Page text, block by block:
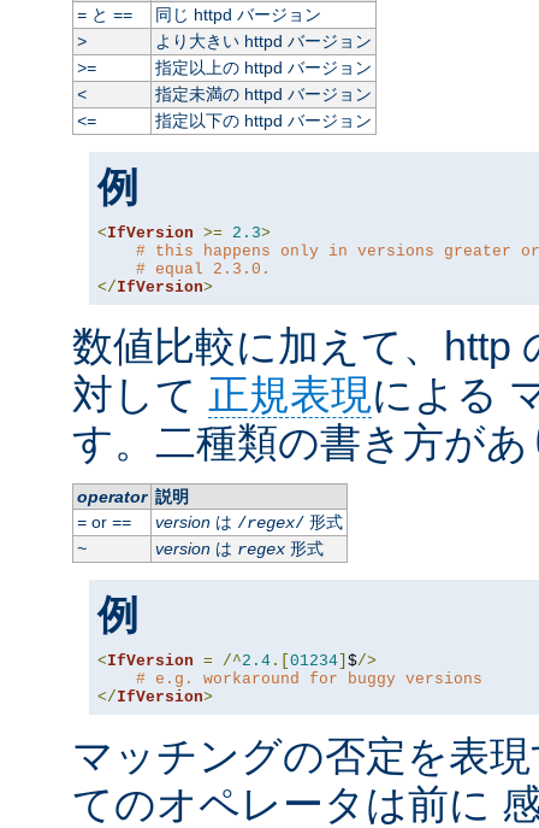
=と ==
同じ httpd バージョン
>
より大きい httpd バージョン
>=
指定以上の httpd バージョン
<
指定未満の httpd バージョン
<=
指定以下の httpd バージョン
例
<IfVersion >= 2.3>
# this happens only in versions greater or
# equal 2.3.0.
</IfVersion>
数値比較に加えて、http
対して 正規表現による
す。二種類の書き方が
operator 説明
=or == versionは /regex/形式
~
versionは regex形式
例
<IfVersion = /^2.4 .[ 01234 $/>
# e.g. workaround for buggy versions
</IfVersion>
マッチングの否定を表
てのオペレータは前に